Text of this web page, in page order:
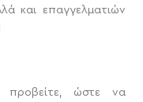
και επαγγελματιών
προβείτε, ώστε να